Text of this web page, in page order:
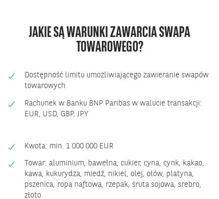
JAKIE SĄ WARUNKI ZAWARCIA SWAPA
TOWAROWEGO?
Dostępność limitu umożliwiającego zawieranie swapów
towarowych
Rachunek w Banku BNP Paribas w walucie transakcji:
EUR, USD, GBP, JPY
Kwota: min. 1 000 000 EUR
Towar: aluminium, bawełna, cukier, cyna, cynk, kakao,
kawa, kukurydza, miedź, nikiel, olej, ołów, platyna,
pszenica, ropa naftowa, rzepak, śruta sojowa, srebro,
złoto